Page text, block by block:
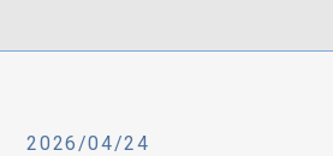
2026/04/24